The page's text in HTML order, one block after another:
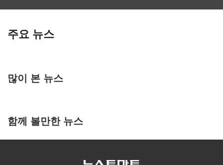
주요 뉴스
많이 본 뉴스
함께 볼만한 뉴스